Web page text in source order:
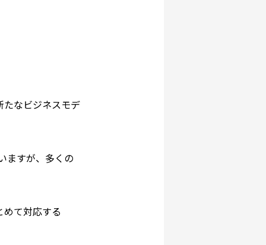
たなビジネスモデ
ますが、多くの
て対応する